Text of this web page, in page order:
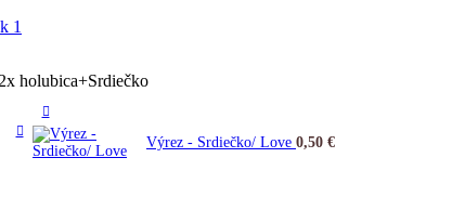
holubica+Srdiečko
Výrez - Srdiečko/ Love 0,50 €